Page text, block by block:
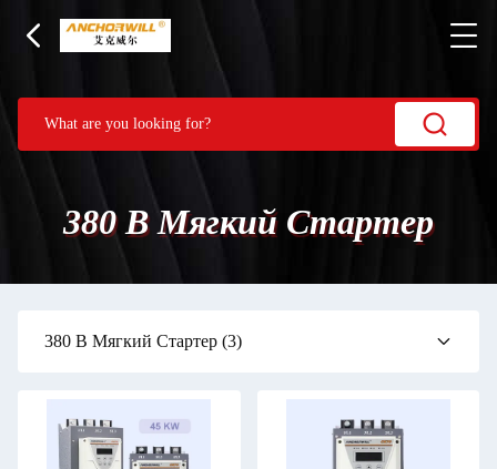
380 В Мягкий Стартер
380 В Мягкий Стартер (3)